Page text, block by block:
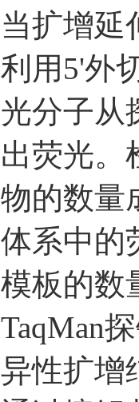
当扩增延
利用5'外
光分子从
出荧光。
物的数量
体系中的
模板的数
TaqMan
异性扩增